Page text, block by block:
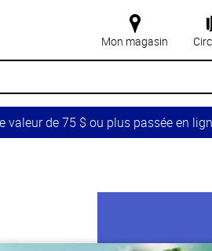
Mon magasin
de 75 $ ou plus passée en